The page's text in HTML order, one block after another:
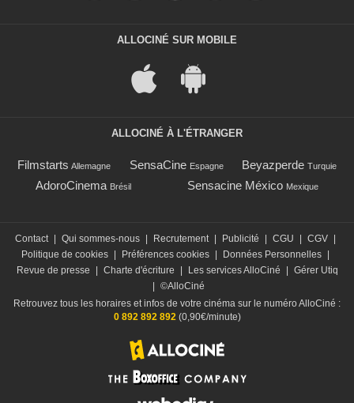
ALLOCINÉ SUR MOBILE
ALLOCINÉ À L'ÉTRANGER
Filmstarts Allemagne SensaCine Espagne Beyazperde Turquie
AdoroCinema Brésil Sensacine México Mexique
Contact Qui sommes-nous Recrutement Publicité CGU CGV
Politique de cookies
Préférences cookies Données Personnelles
Revue de presse
Charte d'écriture Les services AlloCiné
Gérer Utiq
©AlloCiné
Retrouvez tous les horaires et infos de votre cinéma sur le numéro AlloCiné :
0 892 892 892(0,90€/minute)